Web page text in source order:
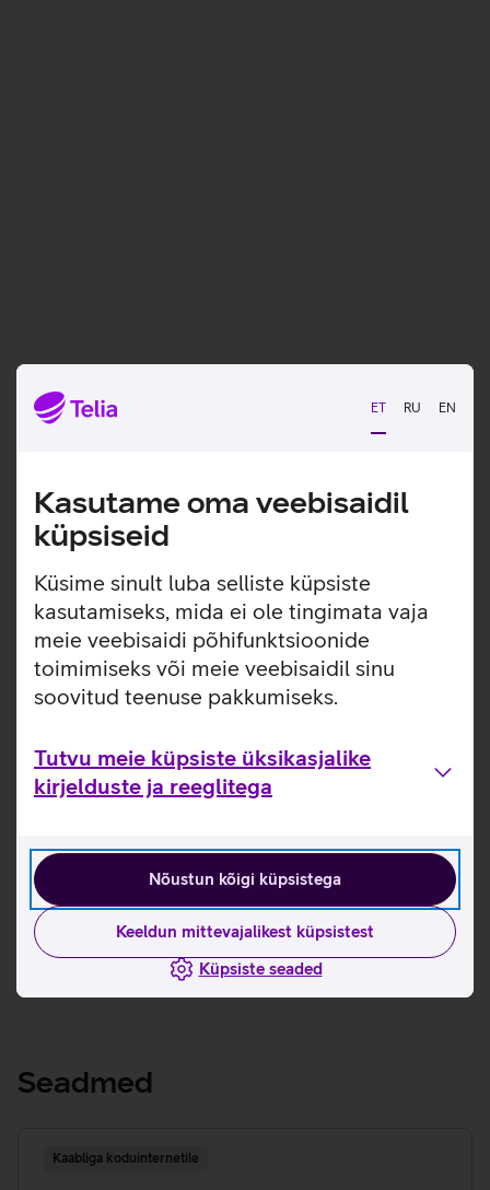
ET RU EN
Kasutame oma veebisaidil
küpsiseid
Küsime sinult luba selliste küpsiste
kasutamiseks, mida ei ole tingimata vaja
meie veebisaidi põhifunktsioonide
toimimiseks või meie veebisaidil sinu
soovitud teenuse pakkumiseks.
Tutvu meie küpsiste üksikasjalike
kirjelduste ja reeglitega
Nõustun kõigi küpsistega
Keeldun mittevajalikest küpsistest
Küpsiste seaded
Vali seadmete kättesaamise viis
Sõlmi lepingud
Interneti kiirused ja hinnad
Tingimused
Seadmed
Kaabliga koduinternetile